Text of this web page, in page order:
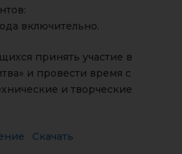
включительно.
принять участие в
и провести время с
и творческие
Скачать